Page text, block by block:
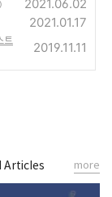
2021.06.02
2021.01.17
트
2019.11.11
Articles more